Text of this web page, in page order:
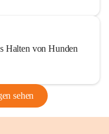
Halten von Hunden
sehen